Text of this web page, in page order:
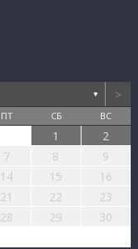
▼ >
ПТ СБ ВС
1
2
7 8
9
14 15
16
21 22
23
28 29
30